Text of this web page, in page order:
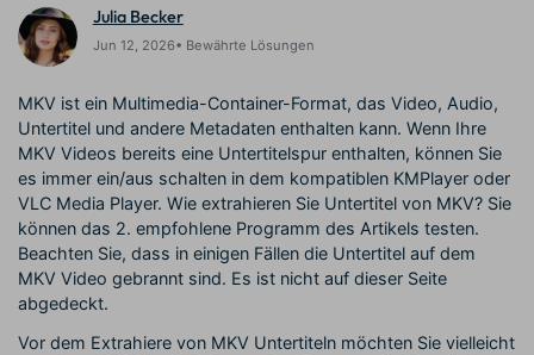
Kickstart Bootcamp
Lernen, ausdrücken und
erweitern Sie Ihre
Fähigkeiten mit Filmora
Spezialeffekt erzeugen
Creator
Monetarisierungs-
Programm
Monetarisieren Sie
Ihren Einfluss mit Filmora
Freunde-werben-
Programm
An Freunde empfehlen,
Belohnungen erhalten
Blog
und Kunden
Kunden-Geschichten
Erfahren Sie, wie unsere
Kunden Erfolg haben
Affiliate-Programm
Schalten Sie Partnerschaften
auf Unternehmensebene frei
Suchen
Julia Becker
Jun 12, 2026• Bewährte Lösungen
MKV ist ein Multimedia-Container-Format, das Video, Audio,
Untertitel und andere Metadaten enthalten kann. Wenn Ihre
MKV Videos bereits eine Untertitelspur enthalten, können Sie
es immer ein/aus schalten in dem kompatiblen KMPlayer oder
VLC Media Player. Wie extrahieren Sie Untertitel von MKV? Sie
können das 2. empfohlene Programm des Artikels testen.
Beachten Sie, dass in einigen Fällen die Untertitel auf dem
MKV Video gebrannt sind. Es ist nicht auf dieser Seite
abgedeckt.
Vor dem Extrahiere von MKV Untertiteln möchten Sie vielleicht